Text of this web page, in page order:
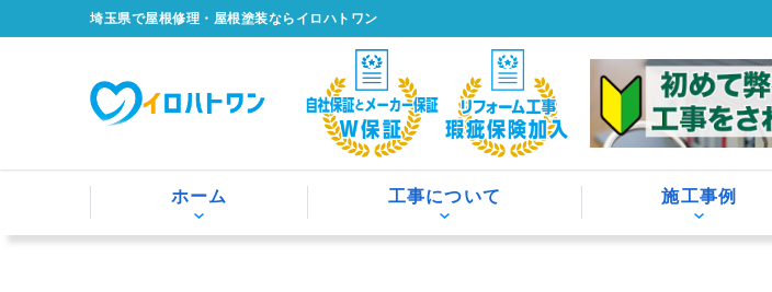
埼玉県で屋根修理・屋根塗装ならイロハトワン
ホーム 工事について 施工事例